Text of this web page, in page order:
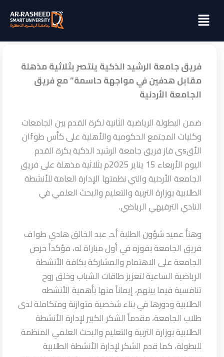
Menu
فريق جامعة الرشيد الذكية ينتصر بثلاثية مذهلة
مقابل هدفين في مواجهة حاسمة” مع فريق
الجامعة الأردنية
ضمن البطولة الرياضية الثانية لكرة القدم بين الجامعات
وكليات المجتمع الحكومية والأهلية على كأس طوfان
الأقsى فاز فريق جامعة الرشيد الذكية بكرة القدم
اليوم الأربعاء 15 يناير 2025م بثلاثية مذهلة على فريق
الجامعة الأردنية والتي نظمتها الإدارة العامة للأنشطة
الطلابية بوزارة التربية والتعليم والبحث العلمي في
النادي الترفيهي الرياضي.
وهنأعميد شؤون الطلبة أ.د. عبد الخالق هادي طواف
فريق الجامعة بفوزه في أول مباراة له، مؤكداً حرص
الجامعة على الاهتمام والمشاركة بكافة الأنشطة
الرياضية الساعية لتعزيز طاقات الشباب وخلق روح
تنافسية فيما بينهم، إيماناً منها بأهمية الأنشطه
الطلابية ودورها في بناء شخصية متوازنة ومتكاملة لدى
طلاب الجامعة، مقدماً الشكر الكبير لإدارة الأنشطة
الطلابية بوزارة التربية والتعليم والبحث العلمي المنظمة
للبطولة، كما قدم الشكر لإدارة الأنشطة الطلابية